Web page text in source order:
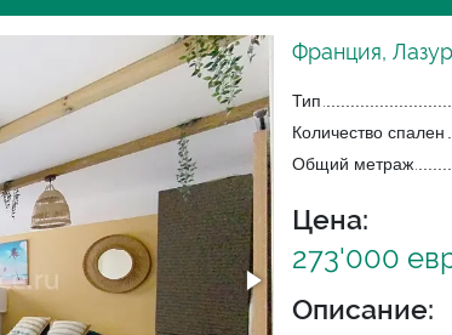
Франция,
Тип
Количество спален
Общий метраж
Цена:
273'000
Описание: